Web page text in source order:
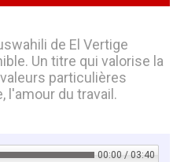
de El Vertige
Un titre qui valorise la
particulières
l'amour du travail.
00:00 / 03:40